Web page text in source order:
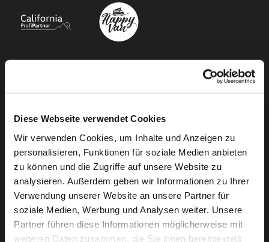
Diese Webseite verwendet Cookies
Wir verwenden Cookies, um Inhalte und Anzeigen zu
personalisieren, Funktionen für soziale Medien anbieten
zu können und die Zugriffe auf unsere Website zu
analysieren. Außerdem geben wir Informationen zu Ihrer
Verwendung unserer Website an unsere Partner für
soziale Medien, Werbung und Analysen weiter. Unsere
Partner führen diese Informationen möglicherweise mit
weiteren Daten zusammen, die Sie ihnen bereitgestellt
Audi Gebrauchtwagen :plus
Camper mieten
Kundenservice
Online-Terminbuchung